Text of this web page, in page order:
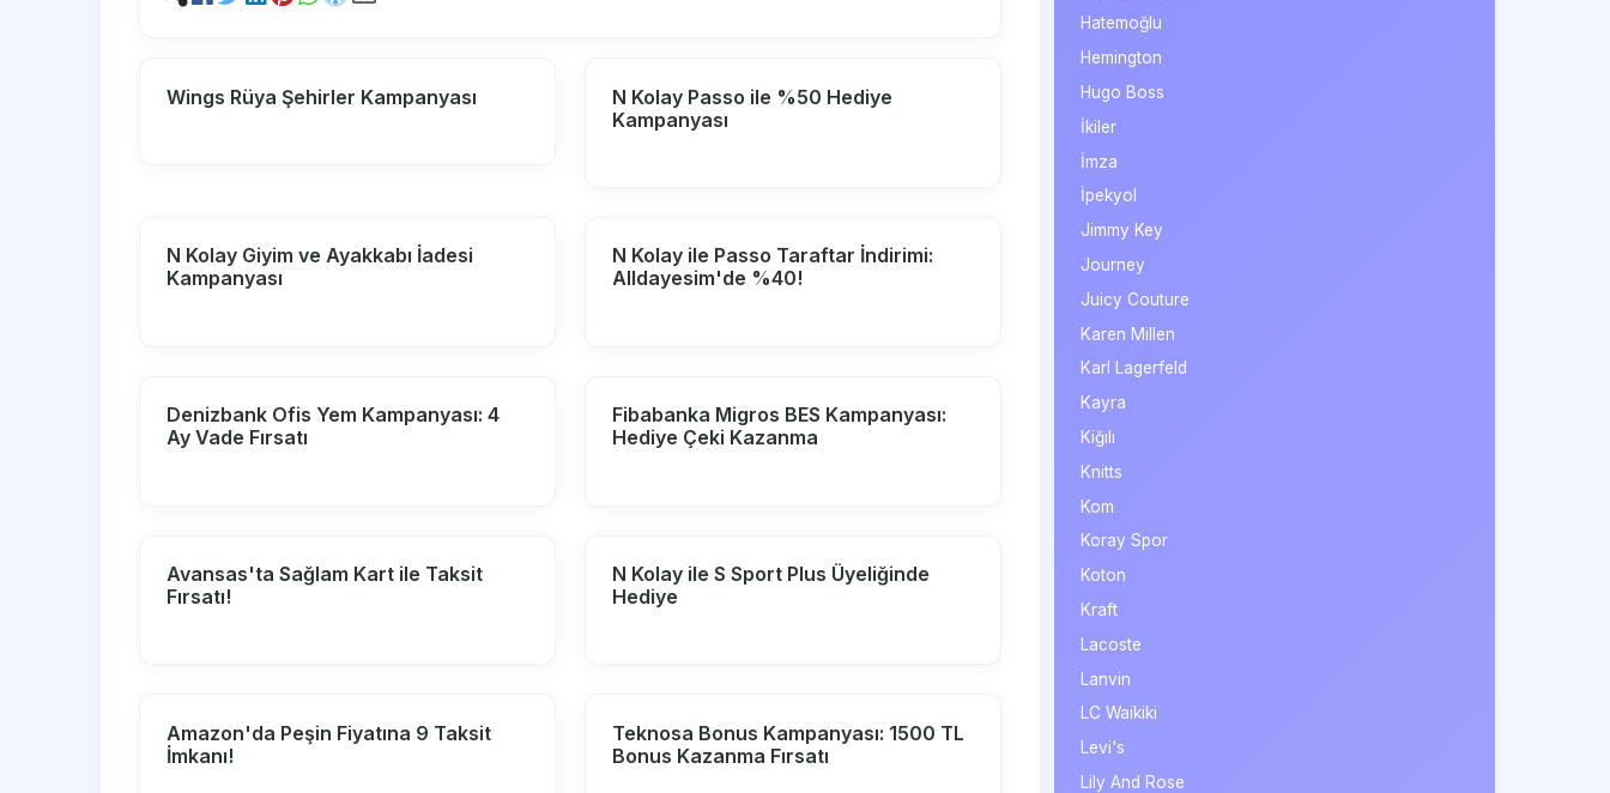
Wings Rüya Şehirler Kampanyası
N Kolay Passo ile %50 Hediye
Kampanyası
N Kolay Giyim ve Ayakkabı İadesi
Kampanyası
N Kolay ile Passo Taraftar İndirimi:
Alldayesim'de %40!
Denizbank Ofis Yem Kampanyası: 4
Ay Vade Fırsatı
Fibabanka Migros BES Kampanyası:
Hediye Çeki Kazanma
Avansas'ta Sağlam Kart ile Taksit
Fırsatı!
N Kolay ile S Sport Plus Üyeliğinde
Hediye
Amazon'da Peşin Fiyatına 9 Taksit
İmkanı!
Teknosa Bonus Kampanyası: 1500 TL
Bonus Kazanma Fırsatı
Hatemoğlu
Hemington
Hugo Boss
İkiler
İmza
İpekyol
Jimmy Key
Journey
Juicy Couture
Karen Millen
Karl Lagerfeld
Kayra
Kiğılı
Knitts
Kom
Koray Spor
Koton
Kraft
Lacoste
Lanvin
LC Waikiki
Levi's
Lily And Rose